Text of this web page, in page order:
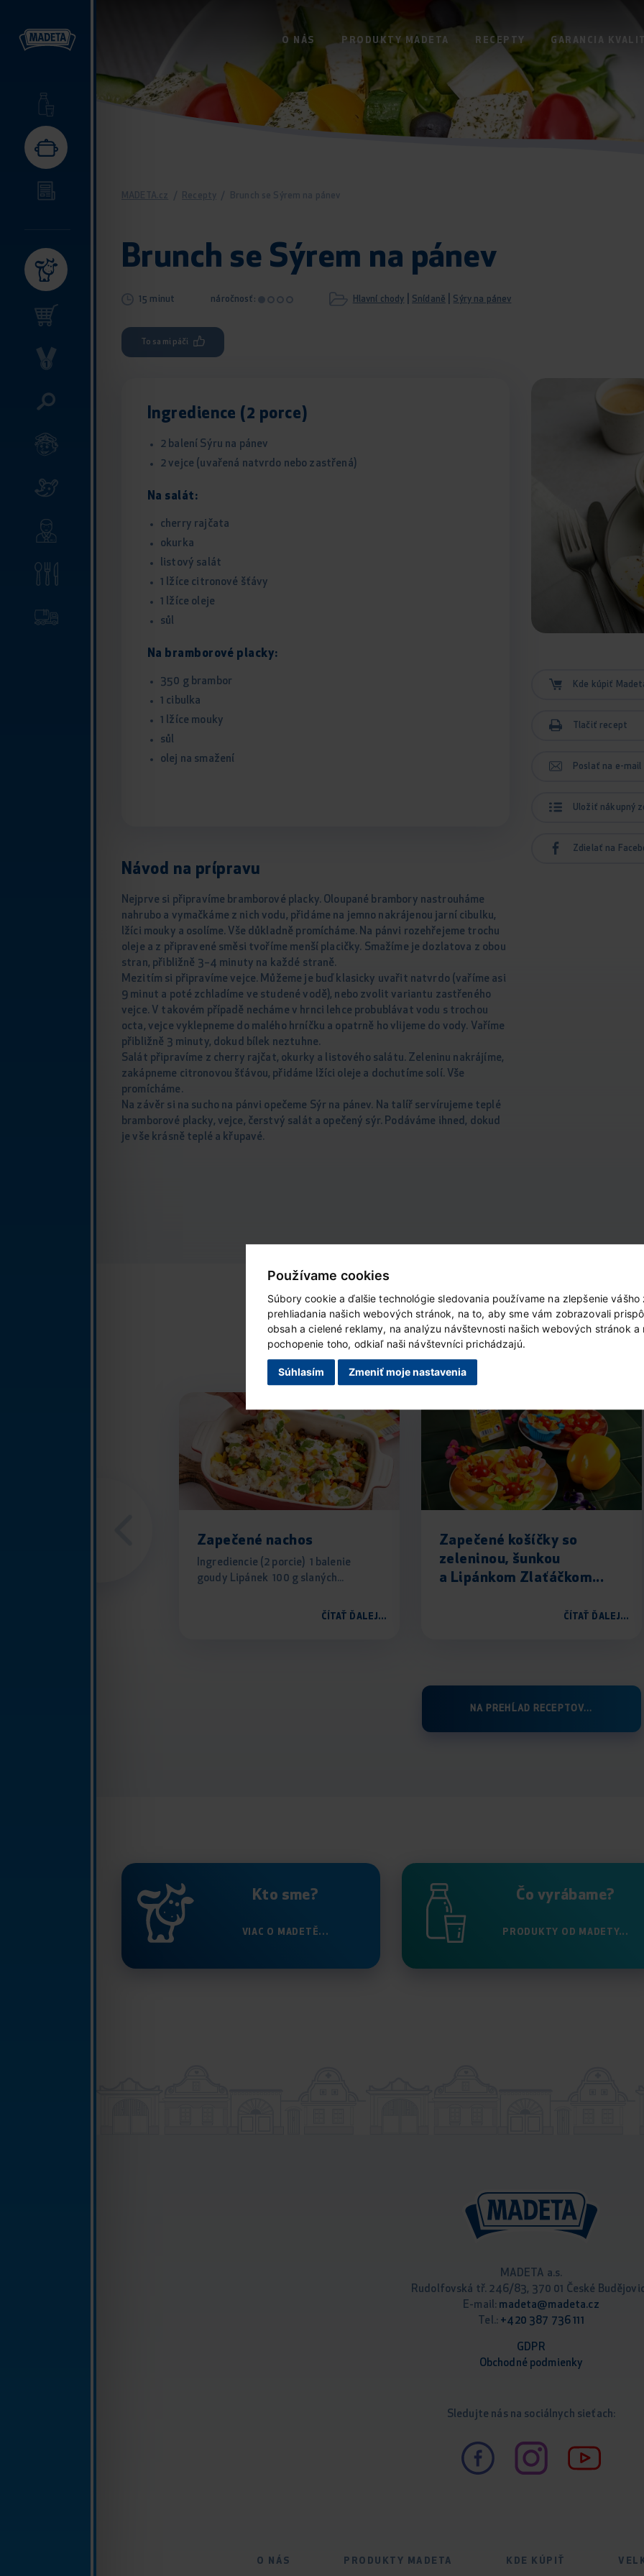
Používame cookies
Súbory cookie a ďalšie technológie sledovania používame na zlepšenie vášho
prehliadania našich webových stránok, na to, aby sme vám zobrazovali
obsah a cielené reklamy, na analýzu návštevnosti našich webových stránok a
pochopenie toho, odkiaľ naši návštevníci prichádzajú.
Súhlasím Zmeniť moje nastavenia
O NÁS PRODUKTY MADETA RECEPTY GARANCIA
MADETA.cz / Recepty / Brunch se Sýrem na pánev
Brunch se Sýrem na pánev
15 minut náročnosť: Hlavní chody Snídaně Sýry na pánev
To sa mi páči
Ingredience (2 porce)
2 balení Sýru na pánev
2 vejce (uvařená natvrdo nebo zastřená)
Na salát:
cherry rajčata
okurka
listový salát
1 lžíce citronové šťávy
1 lžíce oleje
sůl
Na bramborové placky:
350 g brambor
1 cibulka
1 lžíce mouky
sůl
olej na smažení
Návod na prípravu
Nejprve si připravíme bramborové placky. Oloupané brambory nastrouháme
nahrubo a vymačkáme z nich vodu, přidáme na jemno nakrájenou jarní cibulku,
lžíci mouky a osolíme. Vše důkladně promícháme. Na pánvi rozehřejeme trochu
oleje a z připravené směsi tvoříme menší placičky. Smažíme je dozlatova z obou
stran, přibližně 3–4 minuty na každé straně.
Mezitím si připravíme vejce. Můžeme je buď klasicky uvařit natvrdo (vaříme asi
9 minut a poté zchladíme ve studené vodě), nebo zvolit variantu zastřeného
vejce. V takovém případě necháme v hrnci lehce probublávat vodu s trochou
octa, vejce vyklepneme do malého hrníčku a opatrně ho vlijeme do vody. Vaříme
přibližně 3 minuty, dokud bílek neztuhne.
Salát připravíme z cherry rajčat, okurky a listového salátu. Zeleninu nakrájíme,
zakápneme citronovou šťávou, přidáme lžíci oleje a dochutíme solí. Vše
promícháme.
Na závěr si na sucho na pánvi opečeme Sýr na pánev. Na talíř servírujeme teplé
bramborové placky, vejce, čerstvý salát a opečený sýr. Podáváme ihned, dokud
je vše krásně teplé a křupavé.
Kde kúpiť
Tlačiť recept
Poslať na e-mail
Uložiť nákupný
Zdielať na
Podobné recepty
Zapečené nachos
Ingrediencie (2 porcie) 1 balenie
goudy Lipánek 100 g slaných...
ČÍTAŤ ĎALEJ...
Zapečené košíčky so
zeleninou, šunkou
a Lipánkom Zlaťáčkom...
ČÍTAŤ ĎALEJ...
NA PREHĹAD RECEPTOV...
Kto sme?
VIAC O MADETĚ...
Čo vyrábame?
PRODUKTY OD MADETY...
MADETA a.s.
Rudolfovská tř. 246/83, 370 01 České
E-mail: madeta@madeta.cz
Tel.: +420 387 736 111
GDPR
Obchodné podm ienky
Sledujte nás na sociálnych sieťach:
O NÁS PRODUKTY MADETA KDE KÚPIŤ